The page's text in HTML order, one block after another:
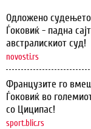
Одложено
Ѓоковиќ - падна
австралискиот суд!
novosti.rs
Французите го
Ѓоковиќ во
со Циципас!
sport.blic.rs